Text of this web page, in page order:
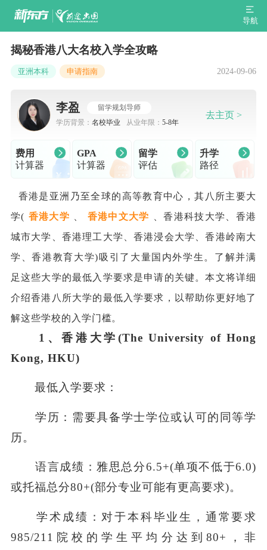
导航
揭秘香港八大名校入学全攻略
亚洲本科 申请指南 2024-09-06
李盈
留学规划导师
学历背景： 名校毕业 从业年限： 5-8年
去主页 >
费用
计算器
GPA
计算器
留学
评估
升学
路径
香港是亚洲乃至全球的高等教育中心，其八所主要大
学( 香港大学 香港中文大学
、香港科技大学、香港
城市大学、香港理工大学、香港浸会大学、香港岭南大
学、香港教育大学)吸引了大量国内外学生。了解并满
足这些大学的最低入学要求是申请的关键。本文将详细
介绍香港八所大学的最低入学要求，以帮助你更好地了
解这些学校的入学门槛。
1、香港大学(The University of Hong
Kong, HKU)
最低入学要求：
学历：需要具备学士学位或认可的同等学
历。
语言成绩：雅思总分6.5+(单项不低于6.0)
或托福总分80+(部分专业可能有更高要求)。
学术成绩：对于本科毕业生，通常要求
985/211院校的学生平均分达到80+，非